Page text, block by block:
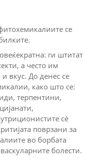
се
ги штитат
а често им
вкус. До денес се
како што се:
терпентини,
сè
поврзани за
во борбата
болести.